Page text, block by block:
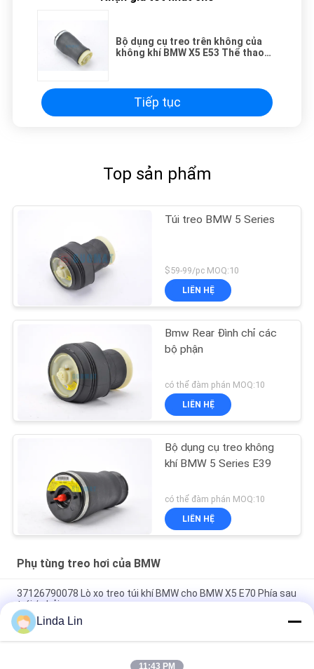
Bộ dụng cụ treo trên không của
không khí BMW X5 E53 Thể thao
Tiếp tục
Top sản phẩm
Túi treo BMW 5 Series
$59-99/pc MOQ:10
LIÊN HỆ
Bmw Rear Đình chỉ các
bộ phận
có thể đàm phán MOQ:10
LIÊN HỆ
Bộ dụng cụ treo không
khí BMW 5 Series E39
có thể đàm phán MOQ:10
LIÊN HỆ
Phụ tùng treo hơi của BMW
37126790078 Lò xo treo túi khí BMW cho BMW X5 E70 Phía sau
trái / phải
2009-2015 F04 , F02 Chassis Rear One Pair Air Spring Strut
37106791676 / 37126791675
Linda Lin
11:43 PM